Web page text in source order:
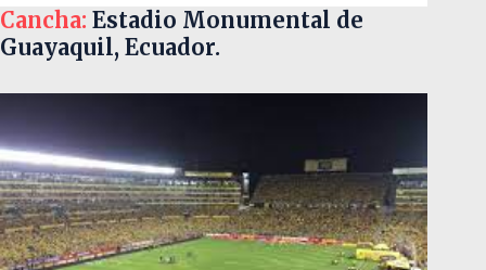
Cancha: Estadio Monumental de
Guayaquil, Ecuador.